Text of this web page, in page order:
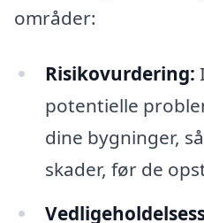
områder:
Risikovurdering:
potentielle
dine bygninger,
skader, før de